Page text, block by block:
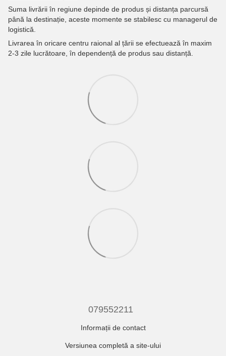
Suma livrării în regiune depinde de produs și distanța parcursă
până la destinație, aceste momente se stabilesc cu managerul de
logistică.
Livrarea în oricare centru raional al țării se efectuează în maxim
2-3 zile lucrătoare, în dependență de produs sau distanță.
079552211
Informații de contact
Versiunea completă a site-ului